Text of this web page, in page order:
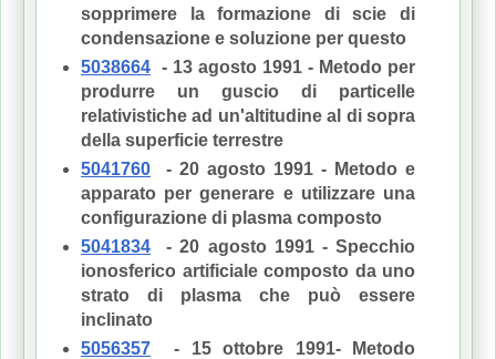
sopprimere la formazione di scie di
condensazione e soluzione per questo
5038664 - 13 agosto 1991 - Metodo per
produrre un guscio di particelle
relativistiche ad un'altitudine al di sopra
della superficie terrestre
5041760 - 20 agosto 1991 - Metodo e
apparato per generare e utilizzare una
configurazione di plasma composto
5041834 - 20 agosto 1991 - Specchio
ionosferico artificiale composto da uno
strato di plasma che può essere
inclinato
5056357 - 15 ottobre 1991- Metodo